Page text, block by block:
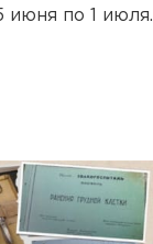
июня по 1 июля.